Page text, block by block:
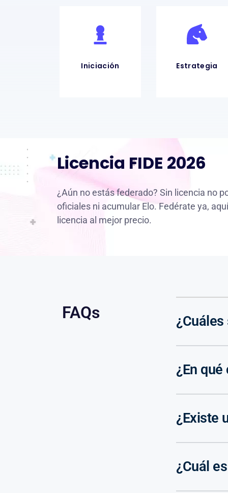
Iniciación Estrategia
Licencia FIDE 2026
¿Aún no estás federado? Sin licencia no
oficiales ni acumular Elo. Fedérate ya,
licencia al mejor precio.
FAQs
¿En
¿Existe
¿Cuál